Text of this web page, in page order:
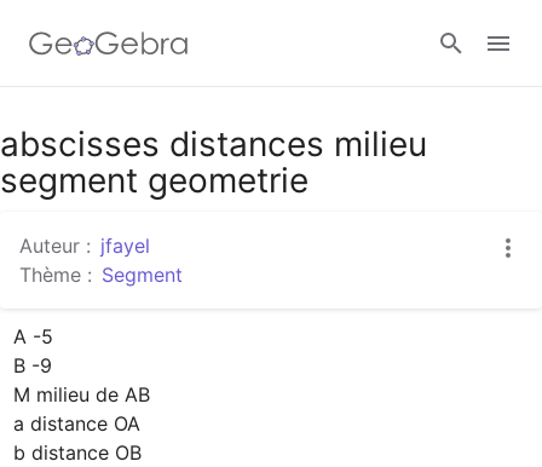
Google Classroom
abscisses distances milieu
segment geometrie
Auteur : jfayel
Thème : Segment
A -5
B -9
M milieu de AB
a distance OA
b distance OB